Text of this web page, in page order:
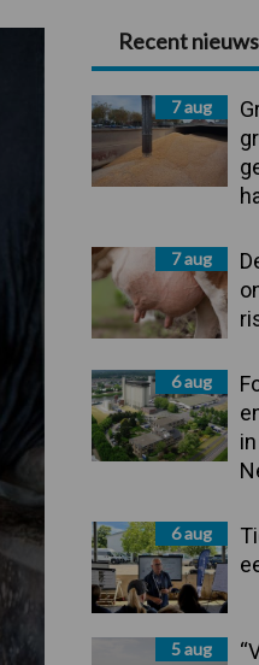
Primaire
Sidebar
Recent nieuws
7 aug
7 aug
6 aug
6 aug
5 aug